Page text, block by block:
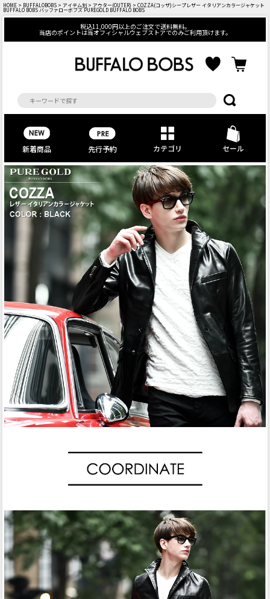
HOME > BUFFALOBOBS > アイテム別 > アウター(OUTER) > COZZA(コッザ)シープレザー イタリアンカラージャケット
BUFFALO BOBS バッファローボブズ PUREGOLD BUFFALO BOBS
税込11,000円以上のご注文で送料無料。
当店のポイントは当オフィシャルウェブストアでのみご利用頂けます。
新着商品 先行予約 カテゴリ セール